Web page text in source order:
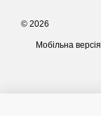
© 2026
Мобільна версія